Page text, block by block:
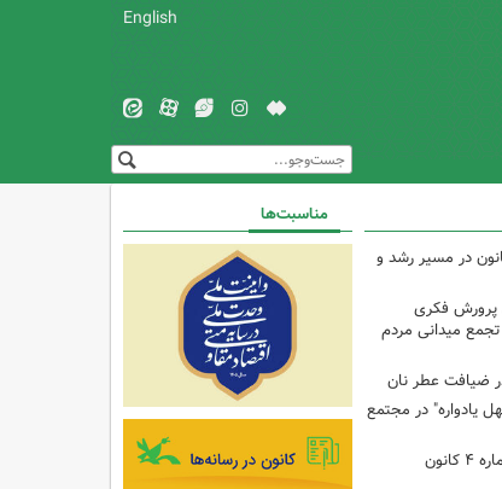
English
در مسیر رشد و
پرورش فکری
میدانی مردم
ضیافت عطر نان
یادواره" در مجتمع
برنامه با مادران در مرکز شماره ۴ کانون
مناسبت‌ها